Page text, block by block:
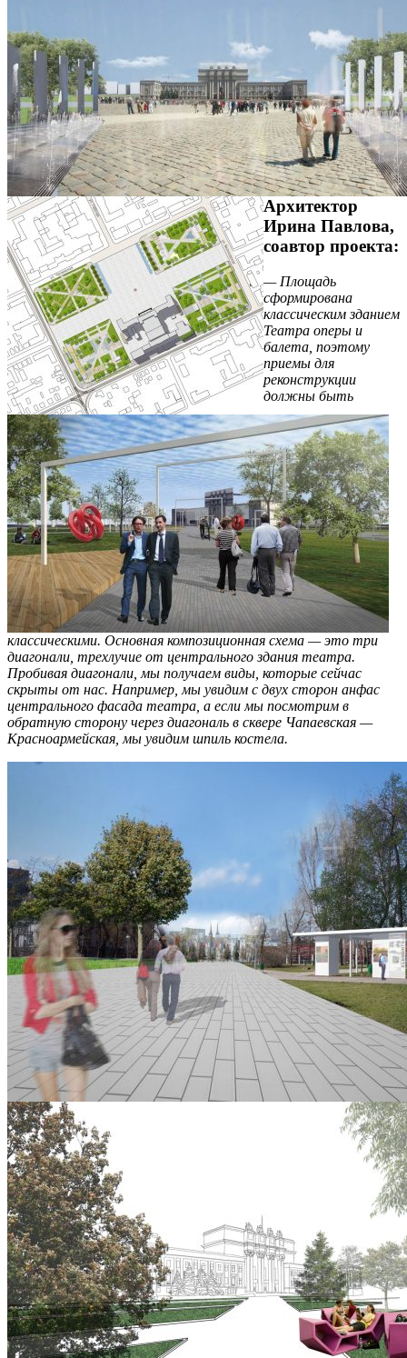
Архитектор
Ирина Павлова,
соавтор проекта:
— Площадь
сформирована
классическим зданием
Театра оперы и
балета, поэтому
приемы для
реконструкции
должны быть
классическими. Основная композиционная схема — это три
диагонали, трехлучие от центрального здания театра.
Пробивая диагонали, мы получаем виды, которые сейчас
скрыты от нас. Например, мы увидим с двух сторон анфас
центрального фасада театра, а если мы посмотрим в
обратную сторону через диагональ в сквере Чапаевская —
Красноармейская, мы увидим шпиль костела.